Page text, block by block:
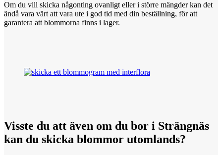
Om du vill skicka någonting ovanligt eller i större mängder kan det
ändå vara värt att vara ute i god tid med din beställning, för att
garantera att blommorna finns i lager.
Visste du att även om du bor i Strängnäs
kan du skicka blommor utomlands?